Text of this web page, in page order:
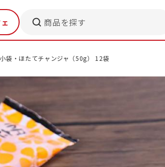
商品を探す
小袋・ほたてチャンジャ（50g） 12袋